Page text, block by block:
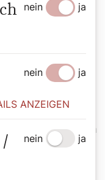
dass wir mit der
werden.
Botschaft sät,
bringen.
und setzte sich an
sich eine große
in ein Boot
am Ufer.
nein ja
nein ja
ANZEIGEN
/
nein ja